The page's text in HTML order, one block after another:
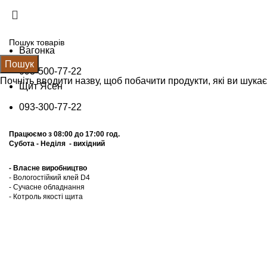
Вагонка
093-500-77-22
Щит Ясен
093-300-77-22
Працюємо з 08:00 до 17:00 год.
Субота - Неділя - вихідний
- Власне виробництво
- Вологостійкий клей D4
- Сучасне обладнання
- Котроль якоcті щита
Пошук
Почніть вводити назву, щоб побачити продукти, які ви